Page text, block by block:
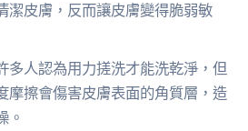
潔皮膚，反而讓皮膚變得脆弱敏
多人認為用力搓洗才能洗乾淨，但
摩擦會傷害皮膚表面的角質層，造
。